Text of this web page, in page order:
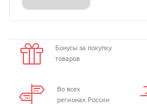
Бонусы за покупку
товаров
Во всех
регионах России